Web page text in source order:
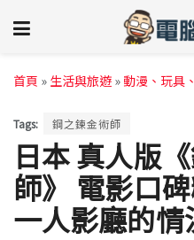
首頁 » 生活與旅遊 » 動漫、玩具
Tags: 鋼之鍊金術師
日本 真人版
師》 電影口
一人影廳的情